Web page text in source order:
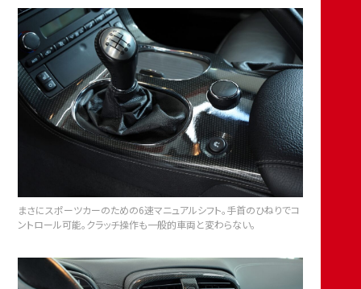
まさにスポーツカーのための6速マニュアルシフト。手首のひねりでコ
ントロール可能。クラッチ操作も一般的車両と変わらない。